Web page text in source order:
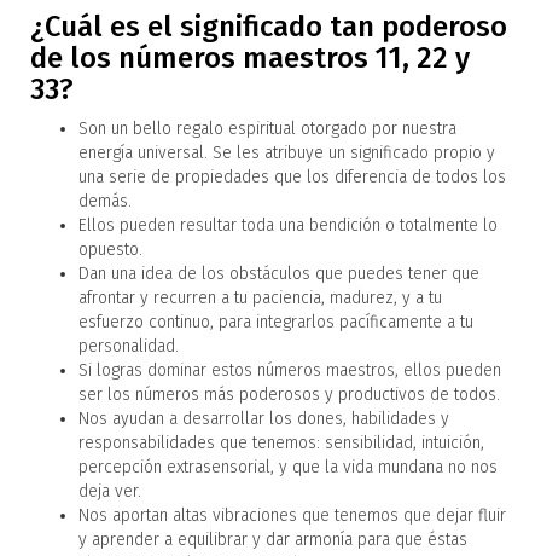
¿Cuál es el significado tan poderoso
de los números maestros 11, 22 y
33?
Son un bello regalo espiritual otorgado por nuestra
energía universal. Se les atribuye un significado propio y
una serie de propiedades que los diferencia de todos los
demás.
Ellos pueden resultar toda una bendición o totalmente lo
opuesto.
Dan una idea de los obstáculos que puedes tener que
afrontar y recurren a tu paciencia, madurez, y a tu
esfuerzo continuo, para integrarlos pacíficamente a tu
personalidad.
Si logras dominar estos números maestros, ellos pueden
ser los números más poderosos y productivos de todos.
Nos ayudan a desarrollar los dones, habilidades y
responsabilidades que tenemos: sensibilidad, intuición,
percepción extrasensorial, y que la vida mundana no nos
deja ver.
Nos aportan altas vibraciones que tenemos que dejar fluir
y aprender a equilibrar y dar armonía para que éstas